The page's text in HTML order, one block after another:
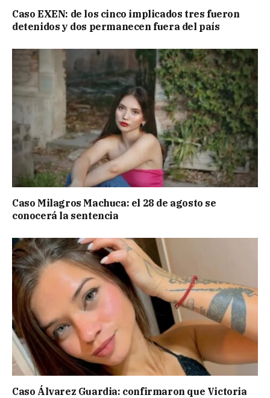
Caso EXEN: de los cinco implicados tres fueron
detenidos y dos permanecen fuera del país
Caso Milagros Machuca: el 28 de agosto se
conocerá la sentencia
Caso Álvarez Guardia: confirmaron que Victoria